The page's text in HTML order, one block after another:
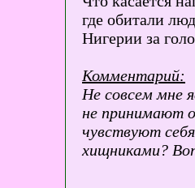
где обитали
Нигерии за
Комментарий:
Не совсем мне
не принимают
чувствуют
хищниками?